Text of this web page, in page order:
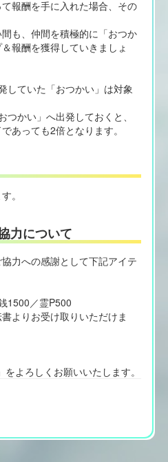
報酬を手に入れた場合、その
も、仲間を積極的に「おつか
報酬を獲得していきましょ
していた「おつかい」は対象
かい」へ出発しておくと、
あっても2倍となります。
。
力について
力への感謝として下記アイテ
1500／霊P500
よりお受け取りいただけま
よろしくお願いいたします。